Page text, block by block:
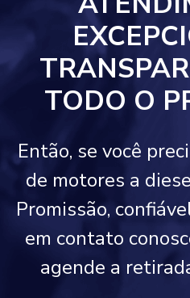
TODO O
Então, se você
de motores a
Promissão,
em contato
agende a